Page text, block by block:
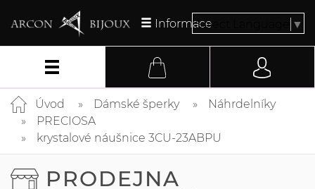
InformaceSelect Language ▼
Úvod Dámské šperky
Náhrdelníky
PRECIOSA
krystalové náušnice 3CU-23ABPU
PRODEJNA